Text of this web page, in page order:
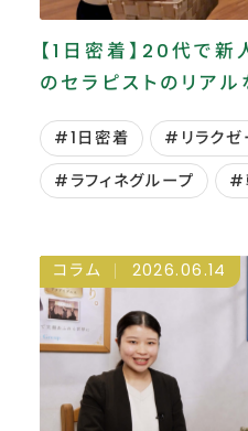
【1日密着】20代で新
のセラピストのリアル
#1日密着
#リラクゼ
#ラフィネグループ
#
コラム 2026.06.14